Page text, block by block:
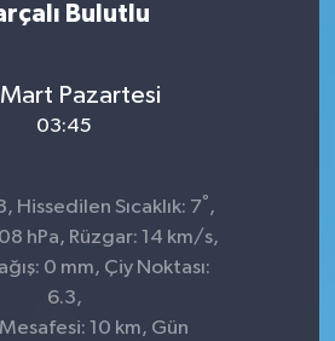
Bulutlu
Pazartesi
03:45
Hissedilen Sıcaklık: 7° ,
hPa, Rüzgar: 14 km/s,
0 mm, Çiy Noktası:
6.3,
10 km, Gün